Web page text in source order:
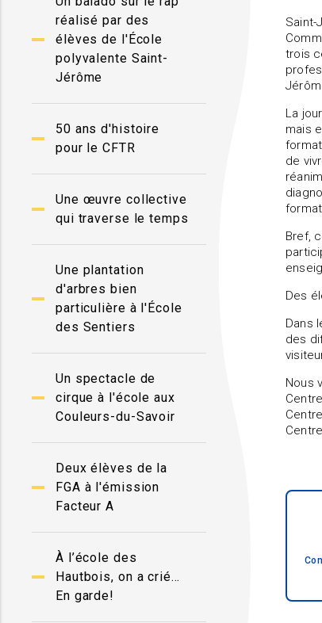
réalisé par des
élèves de l'École
polyvalente Saint-
Jérôme
50 ans d'histoire
pour le CFTR
Une œuvre collective
qui traverse le temps
Une plantation
d'arbres bien
particulière à l'École
des Sentiers
Un spectacle de
cirque à l'école aux
Couleurs-du-Savoir
Deux élèves de la
FGA à l'émission
Facteur A
À l’école des
Hautbois, on a crié…
En garde!
Saint-
trois
La
mais
de
Bref,
Des
Dans
des
Nous